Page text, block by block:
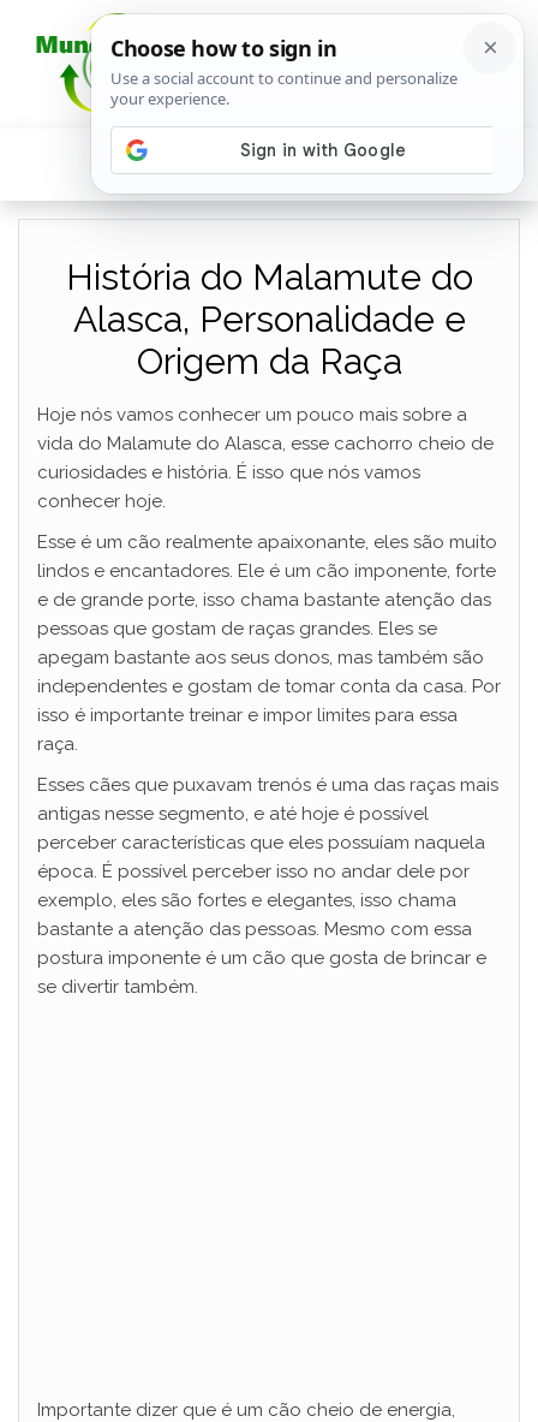
História do Malamute do
Alasca, Personalidade e
Origem da Raça
Hoje nós vamos conhecer um pouco mais sobre a
vida do Malamute do Alasca, esse cachorro cheio de
curiosidades e história. É isso que nós vamos
conhecer hoje.
Esse é um cão realmente apaixonante, eles são muito
lindos e encantadores. Ele é um cão imponente, forte
e de grande porte, isso chama bastante atenção das
pessoas que gostam de raças grandes. Eles se
apegam bastante aos seus donos, mas também são
independentes e gostam de tomar conta da casa. Por
isso é importante treinar e impor limites para essa
raça.
Esses cães que puxavam trenós é uma das raças mais
antigas nesse segmento, e até hoje é possível
perceber características que eles possuíam naquela
época. É possível perceber isso no andar dele por
exemplo, eles são fortes e elegantes, isso chama
bastante a atenção das pessoas. Mesmo com essa
postura imponente é um cão que gosta de brincar e
se divertir também.
Importante dizer que é um cão cheio de energia,